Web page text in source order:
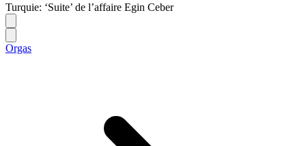
Turquie: ‘Suite’ de l’affaire Egin Ceber
Orgas